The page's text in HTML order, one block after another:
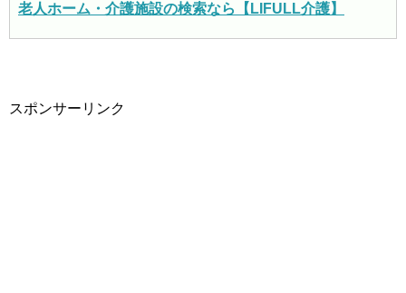
老人ホーム・介護施設の検索なら【LIFULL介護】
スポンサーリンク